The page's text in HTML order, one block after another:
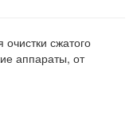
сжатого
аппараты, от